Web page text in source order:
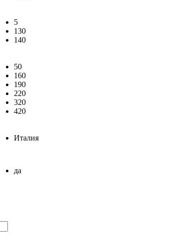
5
130
140
50
160
190
220
320
420
Италия
да